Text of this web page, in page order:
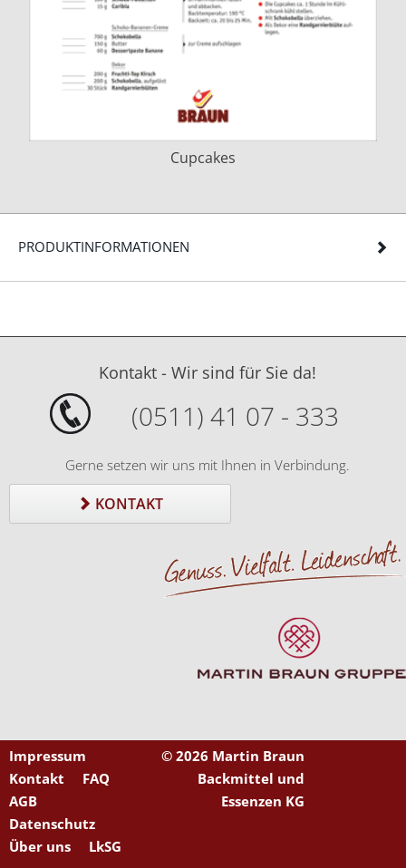
Cupcakes
PRODUKTINFORMATIONEN
Kontakt - Wir sind für Sie da!
(0511) 41 07 - 333
Gerne setzen wir uns mit Ihnen in Verbindung.
KONTAKT
Impressum
Kontakt
FAQ
AGB
Datenschutz
Über uns
LkSG
© 2026 Martin Braun
Backmittel und
Essenzen KG